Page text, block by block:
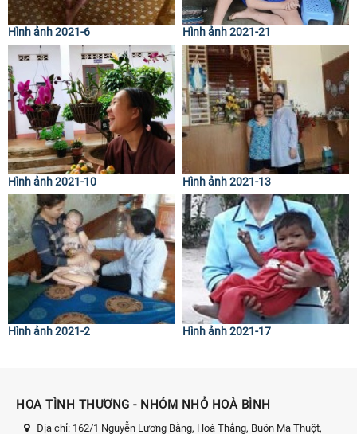
Hình ảnh 2021-6 Hình ảnh 2021-21
Hình ảnh 2021-10 Hình ảnh 2021-13
Hình ảnh 2021-2 Hình ảnh 2021-17
HOA TÌNH THƯƠNG - NHÓM NHỎ HOÀ BÌNH
Địa chỉ: 162/1 Nguyễn Lương Bằng, Hoà Thắng, Buôn Ma Thuột,